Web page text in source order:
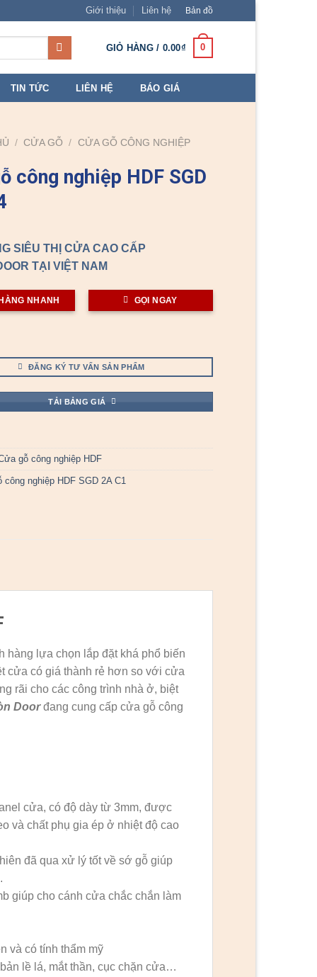
Giới thiệu Liên hệ Bản đồ
GIỎ HÀNG / 0.00₫ 0
TIN TỨC LIÊN HỆ BÁO GIÁ
/ CỬA GỖ / CỬA GỖ CÔNG NGHIỆP
công nghiệp HDF SGD
SIÊU THỊ CỬA CAO CẤP
TẠI VIỆT NAM
NHANH GỌI NGAY
ĐĂNG KÝ TƯ VẤN SẢN PHẨM
TẢI BẢNG GIÁ
gỗ công nghiệp HDF
công nghiệp HDF SGD 2A C1
lựa chọn lắp đặt khá phổ biến
cửa có giá thành rẻ hơn so với cửa
rãi cho các công trình nhà ở, biệt
Doorđang cung cấp cửa gỗ công
cửa, có độ dày từ 3mm, được
và chất phụ gia ép ở nhiệt độ cao
đã qua xử lý tốt về sớ gỗ giúp
giúp cho cánh cửa chắc chắn làm
và có tính thẩm mỹ
lề lá, mắt thần, cục chặn cửa…